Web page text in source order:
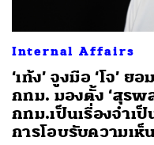
Internal Affairs
‘เท้ง’ จูงมือ ‘โจ’
กทม. มองตั้ง ‘สุรพ
กทม.เป็นเรื่องจำเ
การโอบรับความเห็